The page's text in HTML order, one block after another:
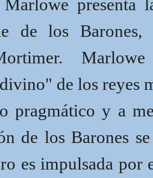
Marlowe
de los Barones,
de los reyes
pragmático y a
de los Barones
es impulsada por